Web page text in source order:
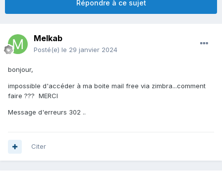
Répondre à ce sujet
Melkab
Posté(e) le 29 janvier 2024
bonjour,
impossible d'accéder à ma boite mail free via zimbra...comment
faire ??? MERCI
Message d'erreurs 302 ..
Citer